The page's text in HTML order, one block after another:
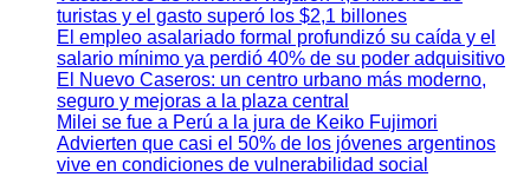
turistas y el gasto superó los $2,1 billones
El empleo asalariado formal profundizó su caída y el
salario mínimo ya perdió 40% de su poder adquisitivo
El Nuevo Caseros: un centro urbano más moderno,
seguro y mejoras a la plaza central
Milei se fue a Perú a la jura de Keiko Fujimori
Advierten que casi el 50% de los jóvenes argentinos
vive en condiciones de vulnerabilidad social